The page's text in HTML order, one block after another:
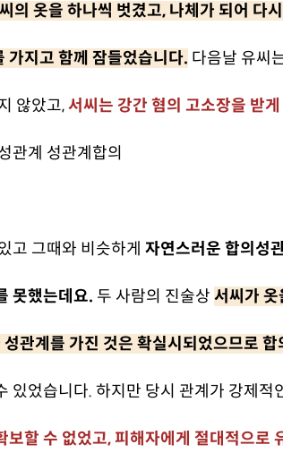
의 옷을 하나씩 벗겼고, 나체가 되어 다
가지고 함께 잠들었습니다. 다음날 유씨
않았고,서씨는 강간 혐의 고소장을 받
고 그때와 비슷하게 자연스러운 합의성
못했는데요. 두 사람의 진술상 서씨가 옷
관계를 가진 것은 확실시되었으므로
있었습니다. 하지만 당시 관계가 강제적
보할 수 없었고, 피해자에게 절대적으로